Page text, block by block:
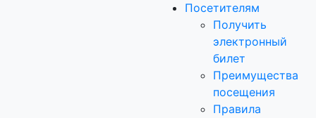
Посетителям
Получить
электронный
билет
Преимущества
посещения
Правила